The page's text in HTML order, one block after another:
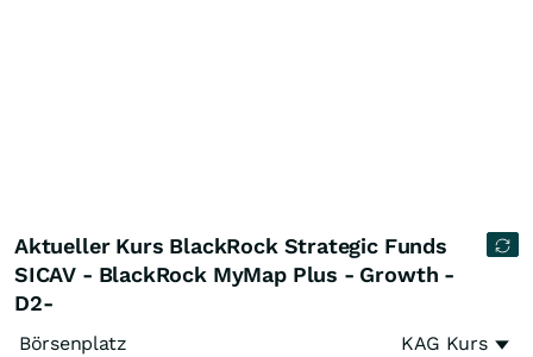
Aktueller Kurs BlackRock Strategic Funds
SICAV - BlackRock MyMap Plus - Growth -
D2-
Börsenplatz KAG Kurs